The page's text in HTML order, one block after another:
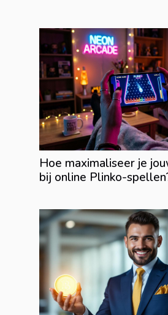
Hoe maximaliseer je
bij online Plinko-